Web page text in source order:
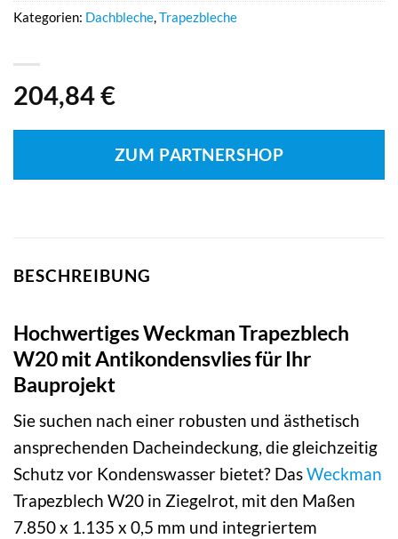
204,84€
ZUM PARTNERSHOP
Kategorien: Dachbleche,Trapezbleche
BESCHREIBUNG
Hochwertiges Weckman Trapezblech
W20 mit Antikondensvlies für Ihr
Bauprojekt
Sie suchen nach einer robusten und ästhetisch
ansprechenden Dacheindeckung, die gleichzeitig
Schutz vor Kondenswasser bietet? DasWeckman
Trapezblech W20 in Ziegelrot, mit den Maßen
7.850 x 1.135 x 0,5 mm und integriertem